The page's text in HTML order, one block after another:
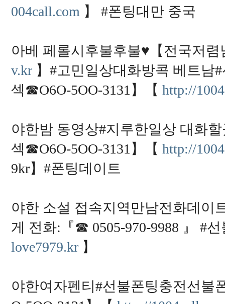
004call.com 】 #폰팅대만 중국
아베 페롤시후불후불♥【전국저
v.kr 】#고민일상대화방콕 베트남
섹☎O6O-5OO-3131】【 http://
야한밤 동영상#지루한일상 대화
섹☎O6O-5OO-3131】【 http://
9kr】#폰팅데이트
야한 소설 접속지역만남전화데이
게 전화:『☎ 0505-970-9988 』 #
love7979.kr 】
야한여자펜티#선불폰팅충전선불